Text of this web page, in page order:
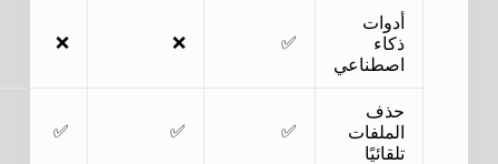
أدوات
ذكاء
اصطناعي
✅
❌
❌
حذف
الملفات
تلقائيًا
✅
✅
✅